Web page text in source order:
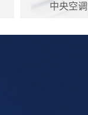
中央空